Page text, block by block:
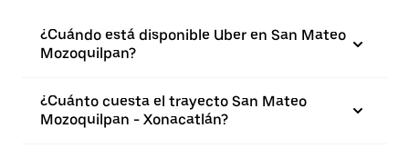
¿Cuándo está disponible Uber en San Mateo
Mozoquilpan?
¿Cuánto cuesta el trayecto San Mateo
Mozoquilpan - Xonacatlán?